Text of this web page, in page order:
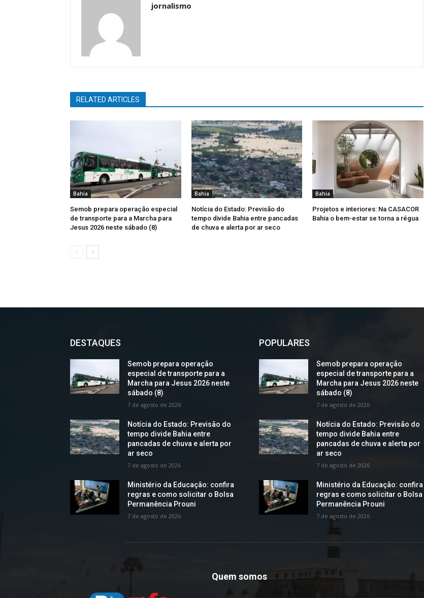
jornalismo
RELATED ARTICLES
Bahia
Semob prepara operação especial
de transporte para a Marcha para
Jesus 2026 neste sábado (8)
Bahia
Notícia do Estado: Previsão do
tempo divide Bahia entre pancadas
de chuva e alerta por ar seco
Bahia
Projetos e interiores: Na CASACOR
Bahia o bem-estar se torna a régua
DESTAQUES
Semob prepara operação
especial de transporte para a
Marcha para Jesus 2026 neste
sábado (8)
7 de agosto de 2026
Notícia do Estado: Previsão do
tempo divide Bahia entre
pancadas de chuva e alerta por
ar seco
7 de agosto de 2026
Ministério da Educação: confira
regras e como solicitar o Bolsa
Permanência Prouni
7 de agosto de 2026
POPULARES
Semob prepara operação
especial de transporte para a
Marcha para Jesus 2026 neste
sábado (8)
7 de agosto de 2026
Notícia do Estado: Previsão do
tempo divide Bahia entre
pancadas de chuva e alerta por
ar seco
7 de agosto de 2026
Ministério da Educação: confira
regras e como solicitar o Bolsa
Permanência Prouni
7 de agosto de 2026
Quem somos